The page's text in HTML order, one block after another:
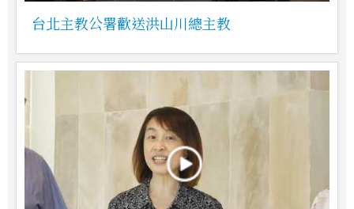
台北主教公署歡送洪山川總主教